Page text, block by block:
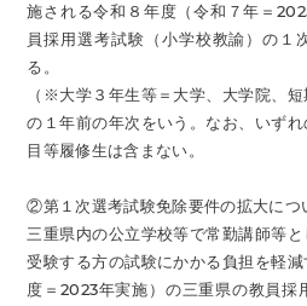
施される令和８年度（令和７年＝
員採用選考試験（小学校教諭）の１
る。
（※大学３年生等＝大学、大学院、
の１年前の年次をいう。なお、いず
目等履修生は含まない。
②第１次選考試験免除要件の拡大につ
三重県内の公立学校等で常勤講師等
受験する方の試験にかかる負担を軽
度＝2023年実施）の三重県の教員採